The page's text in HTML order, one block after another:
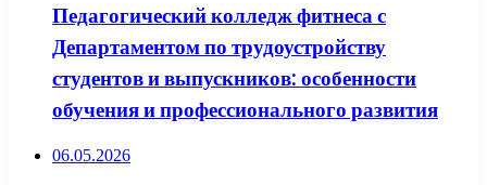
Педагогический колледж фитнеса с
Департаментом по трудоустройству
студентов и выпускников: особенности
обучения и профессионального развития
06.05.2026